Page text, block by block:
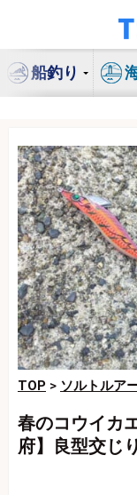
ン
船釣り
TOP > ソルトルア
春のコウイカ
府】良型交じ